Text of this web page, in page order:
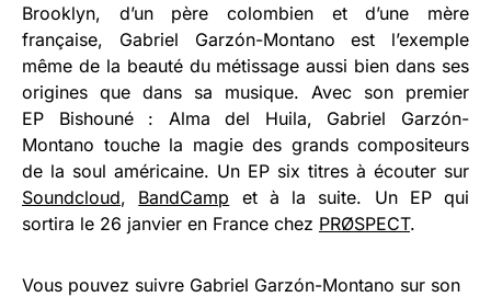
Brooklyn, d’un père colombien et d’une mère
française, Gabriel Garzón-Montano est l’exemple
même de la beauté du métissage aussi bien dans ses
origines que dans sa musique. Avec son premier
EP Bishouné : Alma del Huila, Gabriel Garzón-
Montano touche la magie des grands compositeurs
de la soul américaine. Un EP six titres à écouter sur
Soundcloud, BandCamp et à la suite. Un EP qui
sortira le 26 janvier en France chez PRØSPECT.
Vous pouvez suivre Gabriel Garzón-Montano sur son